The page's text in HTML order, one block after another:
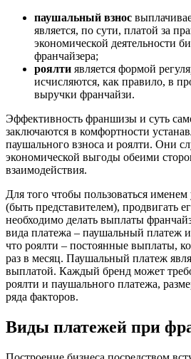
паушальный взнос
является, по сути, платой за
экономической деятельности
франчайзера;
роялти является формой
исчисляются, как правило, в
выручки франчайзи.
Эффективность франшизы и суть
заключаются в комфортности
паушального взноса и роялти. Они
экономической выгоды обеими
взаимодействия.
Для того чтобы пользоваться
(быть представителем), продвигать
необходимо делать выплаты
вида платежа – паушальный платеж
что роялти – постоянные выплаты,
раз в месяц. Паушальный платеж
выплатой. Каждый бренд может
роялти и паушального платежа,
ряда факторов.
Виды платежей при